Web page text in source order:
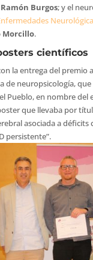
Burgos; y el
Morcillo.
científicos
la entrega del premio
de neuropsicología,
Pueblo, en nombre del
que llevaba por
asociada a déficits
persistente”.